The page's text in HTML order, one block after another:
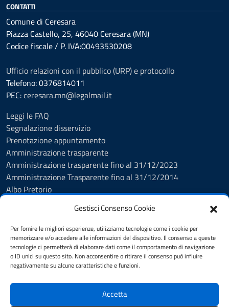
Gestisci Consenso Cookie
Per fornire le migliori esperienze, utilizziamo tecnologie come i cookie per
memorizzare e/o accedere alle informazioni del dispositivo. Il consenso a queste
tecnologie ci permetterà di elaborare dati come il comportamento di navigazione
o ID unici su questo sito. Non acconsentire o ritirare il consenso può influire
negativamente su alcune caratteristiche e funzioni.
Accetta
CONTATTI
Comune di Ceresara
Piazza Castello, 25, 46040 Ceresara (MN)
Codice fiscale / P. IVA:00493530208
Ufficio relazioni con il pubblico (URP) e protocollo
Telefono: 0376814011
PEC:ceresara.mn@legalmail.it
Leggi le FAQ
Segnalazione disservizio
Prenotazione appuntamento
Amministrazione trasparente
Amministrazione trasparente fino al 31/12/2023
Amministrazione Trasparente fino al 31/12/2014
Albo Pretorio
Dichiarazione di accessibilità
Obiettivi di accessibilità
Note legali
Feedback Accessibilità